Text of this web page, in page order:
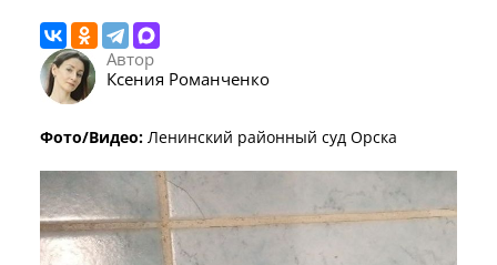
Автор
Ксения Романченко
Фото/Видео: Ленинский районный суд Орска